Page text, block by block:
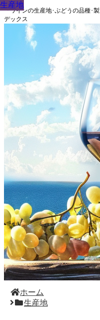
『ワインの生産地･ぶどうの品種･
デックス
ホーム
生産地
生産地
生産地
生産地
生産地
生産地
生産地
生産地
生産地
生産地